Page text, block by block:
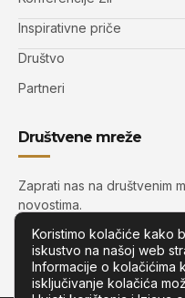
Inspirativne priče
Društvo
Partneri
Društvene mreže
Zaprati nas na društvenim
novostima.
Koristimo kolačiće kako
iskustvo na našoj web
Informacije o kolačićima
isključivanje kolačića